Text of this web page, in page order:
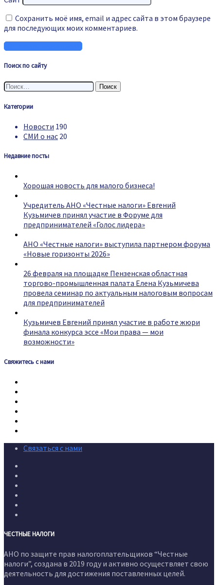
Сохранить моё имя, email и адрес сайта в этом браузере
для последующих моих комментариев.
Поиск по сайту
Найти:
Категории
Новости 190
СМИ о нас 20
Недавние посты
Хорошая новость для малого бизнеса!
Учредитель АНО «Честные налоги» Евгений
Кузьмичев принял участие в Форуме для
предпринимателей «Голос лидера»
АНО «Честные налоги» выступила партнером форума
«Новые горизонты 2026»
26 февраля на площадке Пензенская областная
торгово-промышленная палата Елена Кузьмичева
провела семинар по актуальным налоговым вопросам
для предпринимателей
Кузьмичев Евгений принял участие в работе жюри
финала конкурса эссе «Мои права — мои
возможности»
Свяжитесь с нами
Связаться с нами
ЧЕСТНЫЕ НАЛОГИ
АНО по защите прав налогоплательщиков “Честные
налоги”, создана в 2019 году и активно осуществляет свою
деятельность для достижения поставленных целей.